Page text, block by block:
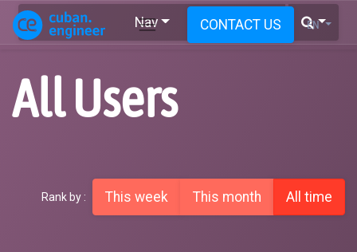
CONTACT US EN
Nav
All Users
Rank by : This week This month All time